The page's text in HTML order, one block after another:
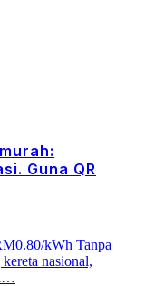
Guna QR
kWh Tanpa
nasional,